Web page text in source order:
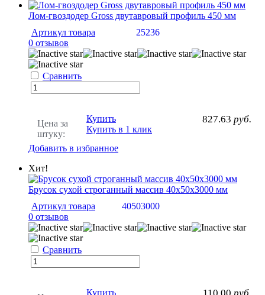
Лом-гвоздодер Gross двутавровый профиль 450 мм
Артикул товара
25236
0 отзывов
Сравнить
Цена за
штуку:
827.63 руб.
Купить
Купить в 1 клик
Добавить в избранное
Хит!
Брусок сухой строганный массив 40х50х3000 мм
Артикул товара
40503000
0 отзывов
Сравнить
110.00 руб.
Купить